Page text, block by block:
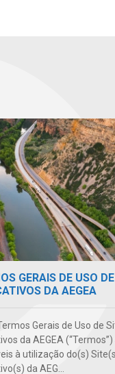
GERAIS DE USO
DA AEGEA
Gerais de Uso de
da AEGEA (“Termos”)
à utilização do(s)
da AEG...